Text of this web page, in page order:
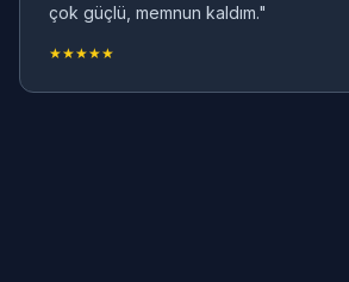
çok güçlü, memnun kaldım."
★★★★★